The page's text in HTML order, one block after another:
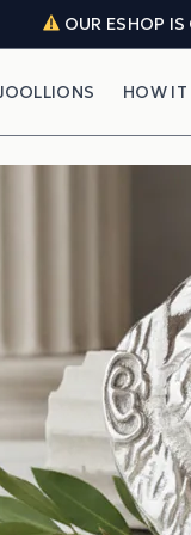
OUR ESHOP
HOW IT